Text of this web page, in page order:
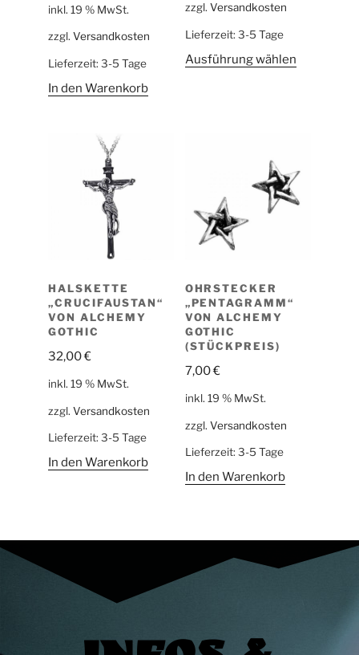
inkl. 19 % MwSt.
zzgl. Versandkosten
Lieferzeit: 3-5 Tage
In den Warenkorb
zzgl. Versandkosten
Lieferzeit: 3-5 Tage
Ausführung wählen
HALSKETTE
„CRUCIFAUSTAN“
VON ALCHEMY
GOTHIC
32,00€
inkl. 19 % MwSt.
zzgl. Versandkosten
Lieferzeit: 3-5 Tage
In den Warenkorb
OHRSTECKER
„PENTAGRAMM“
VON ALCHEMY
GOTHIC
(STÜCKPREIS)
7,00€
inkl. 19 % MwSt.
zzgl. Versandkosten
Lieferzeit: 3-5 Tage
In den Warenkorb